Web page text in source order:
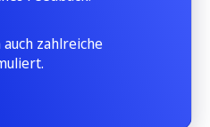
zahlreiche